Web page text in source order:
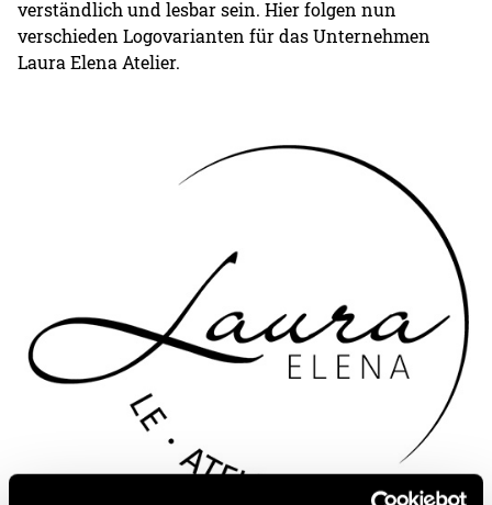
verständlich und lesbar sein. Hier folgen nun
verschieden Logovarianten für das Unternehmen
Laura Elena Atelier.